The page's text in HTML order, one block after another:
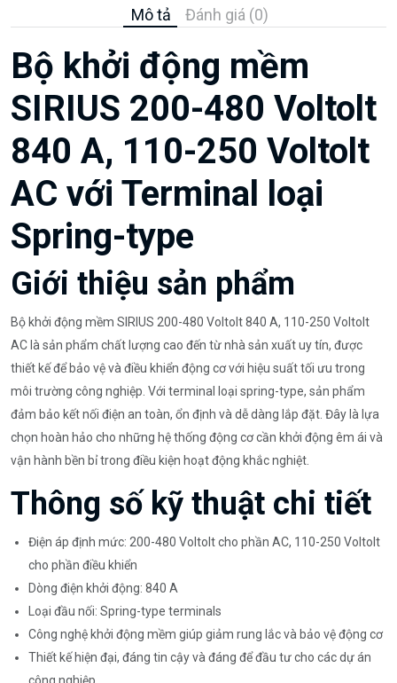
Mô tả Đánh giá (0)
Bộ khởi động mềm
SIRIUS 200-480 Voltolt
840 A, 110-250 Voltolt
AC với Terminal loại
Spring-type
Giới thiệu sản phẩm
Bộ khởi động mềm SIRIUS 200-480 Voltolt 840 A, 110-250 Voltolt
AC là sản phẩm chất lượng cao đến từ nhà sản xuất uy tín, được
thiết kế để bảo vệ và điều khiển động cơ với hiệu suất tối ưu trong
môi trường công nghiệp. Với terminal loại spring-type, sản phẩm
đảm bảo kết nối điện an toàn, ổn định và dễ dàng lắp đặt. Đây là lựa
chọn hoàn hảo cho những hệ thống động cơ cần khởi động êm ái và
vận hành bền bỉ trong điều kiện hoạt động khắc nghiệt.
Thông số kỹ thuật chi tiết
Điện áp định mức: 200-480 Voltolt cho phần AC, 110-250 Voltolt
cho phần điều khiển
Dòng điện khởi động: 840 A
Loại đầu nối: Spring-type terminals
Công nghệ khởi động mềm giúp giảm rung lắc và bảo vệ động cơ
Thiết kế hiện đại, đáng tin cậy và đáng để đầu tư cho các dự án
công nghiệp